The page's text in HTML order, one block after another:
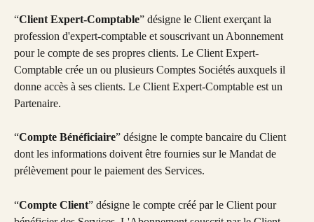
“Client Expert-Comptable” désigne le Client exerçant la
profession d'expert-comptable et souscrivant un Abonnement
pour le compte de ses propres clients. Le Client Expert-
Comptable crée un ou plusieurs Comptes Sociétés auxquels il
donne accès à ses clients. Le Client Expert-Comptable est un
Partenaire.
“Compte Bénéficiaire” désigne le compte bancaire du Client
dont les informations doivent être fournies sur le Mandat de
prélèvement pour le paiement des Services.
“Compte Client” désigne le compte créé par le Client pour